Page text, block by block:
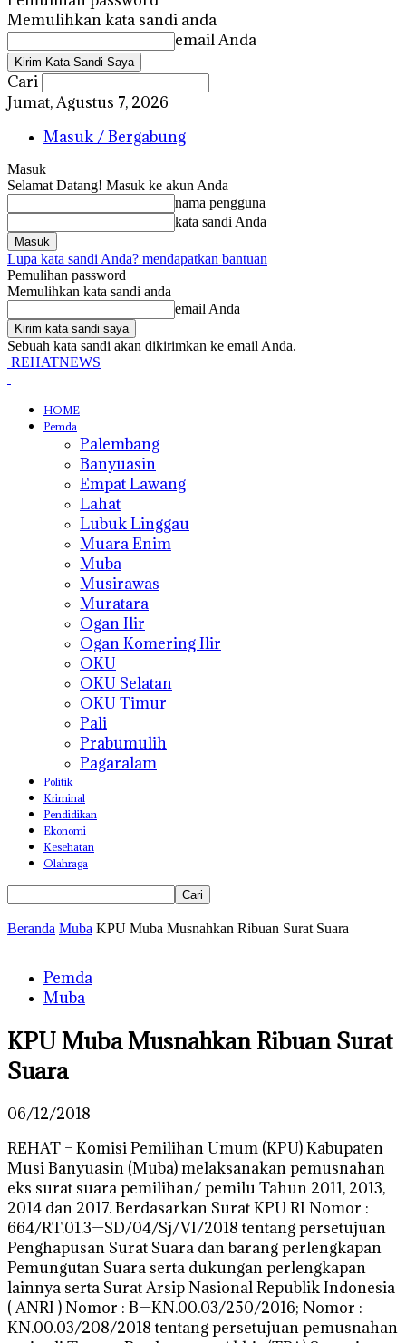
Memulihkan kata sandi anda
email Anda
Cari
Jumat, Agustus 7, 2026
Masuk / Bergabung
Masuk
Selamat Datang! Masuk ke akun Anda
nama pengguna
kata sandi Anda
Lupa kata sandi Anda? mendapatkan bantuan
Pemulihan password
Memulihkan kata sandi anda
email Anda
Sebuah kata sandi akan dikirimkan ke email Anda.
REHATNEWS
HOME
Pemda
Palembang
Banyuasin
Empat Lawang
Lahat
Lubuk Linggau
Muara Enim
Muba
Musirawas
Muratara
Ogan Ilir
Ogan Komering Ilir
OKU
OKU Selatan
OKU Timur
Pali
Prabumulih
Pagaralam
Politik
Kriminal
Pendidikan
Ekonomi
Kesehatan
Olahraga
Beranda Muba KPU Muba Musnahkan Ribuan Surat Suara
Pemda
Muba
KPU Muba Musnahkan Ribuan Surat
Suara
06/12/2018
REHAT – Komisi Pemilihan Umum (KPU) Kabupaten
Musi Banyuasin (Muba) melaksanakan pemusnahan
eks surat suara pemilihan/ pemilu Tahun 2011, 2013,
2014 dan 2017. Berdasarkan Surat KPU RI Nomor :
664/RT.01.3—SD/04/Sj/VI/2018 tentang persetujuan
Penghapusan Surat Suara dan barang perlengkapan
Pemungutan Suara serta dukungan perlengkapan
lainnya serta Surat Arsip Nasional Republik Indonesia
( ANRI ) Nomor : B—KN.00.03/250/2016; Nomor :
KN.00.03/208/2018 tentang persetujuan pemusnahan